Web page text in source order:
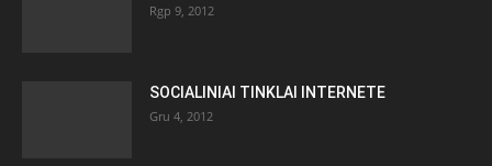
Rgp 9, 2012
SOCIALINIAI TINKLAI INTERNETE
Gru 4, 2012